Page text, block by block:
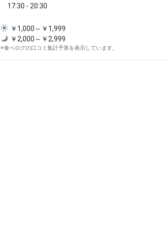
17:30 - 20:30
￥1,000～￥1,999
￥2,000～￥2,999
※食べログの口コミ集計予算を表示しています。